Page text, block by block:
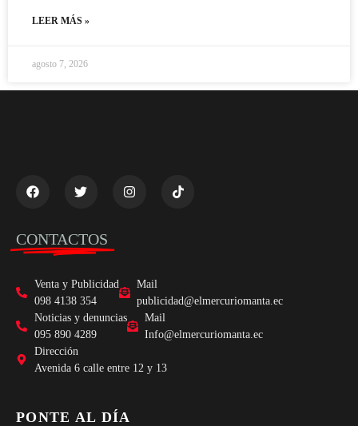
LEER MÁS »
agosto 7, 2026
CONTACTOS
Venta y Publicidad
098 4138 354
Mail
publicidad@elmercuriomanta.ec
Noticias y denuncias
095 890 4289
Mail
Info@elmercuriomanta.ec
Dirección
Avenida 6 calle entre 12 y 13
PONTE AL DÍA